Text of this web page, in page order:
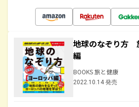
地球のなぞり方
編
BOOKS 旅と健康
2022.10.14 発売